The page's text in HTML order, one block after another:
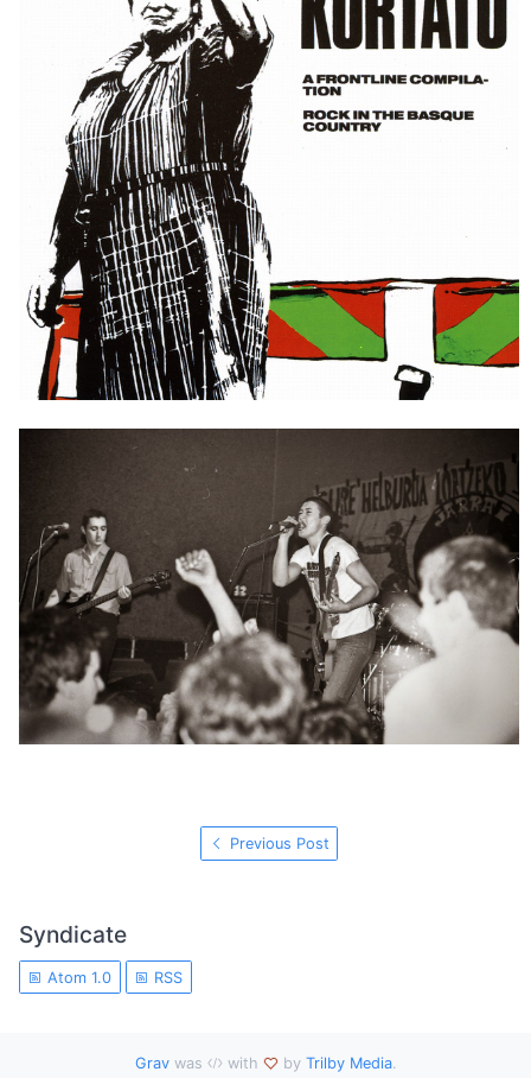
Previous Post
Syndicate
Atom 1.0 RSS
Gravwas with by Trilby Media.